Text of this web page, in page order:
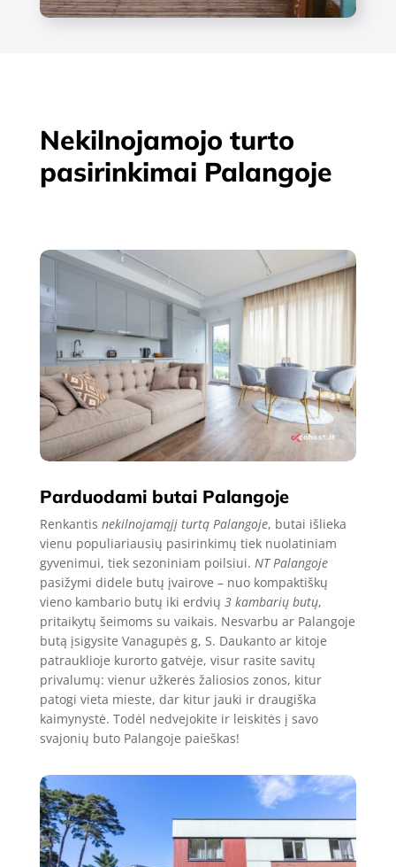
Nekilnojamojo turto
pasirinkimai Palangoje
Parduodami butai Palangoje
Renkantis nekilnojamąjį turtą Palangoje, butai išlieka
vienu populiariausių pasirinkimų tiek nuolatiniam
gyvenimui, tiek sezoniniam poilsiui. NT Palangoje
pasižymi didele butų įvairove – nuo kompaktiškų
vieno kambario butų iki erdvių 3 kambarių butų,
pritaikytų šeimoms su vaikais. Nesvarbu ar Palangoje
butą įsigysite Vanagupės g, S. Daukanto ar kitoje
patrauklioje kurorto gatvėje, visur rasite savitų
privalumų: vienur užkerės žaliosios zonos, kitur
patogi vieta mieste, dar kitur jauki ir draugiška
kaimynystė. Todėl nedvejokite ir leiskitės į savo
svajonių buto Palangoje paieškas!